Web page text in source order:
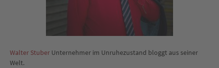
Walter Stuber Unternehmer im Unruhezustand bloggt aus seiner
Welt.